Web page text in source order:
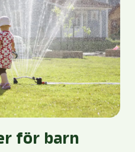
för barn